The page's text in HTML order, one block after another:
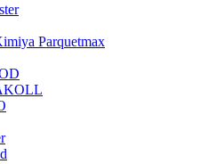
Parquetmax